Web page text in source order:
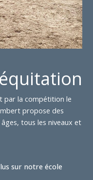
par la compétition le
propose des
tous les niveaux et
sur notre école